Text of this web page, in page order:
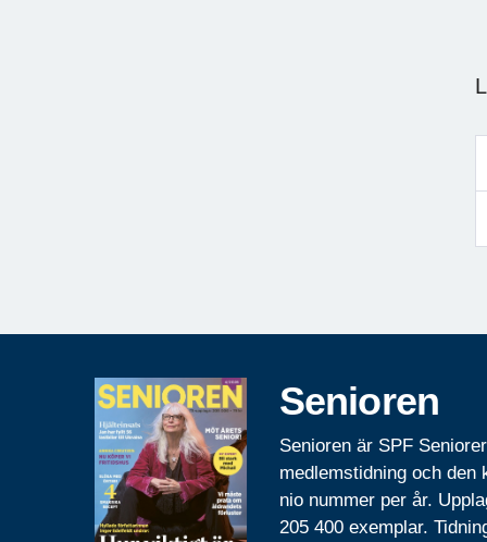
Senioren
Senioren är SPF
medlemstidning och den
nio nummer per år.
205 400 exemplar.